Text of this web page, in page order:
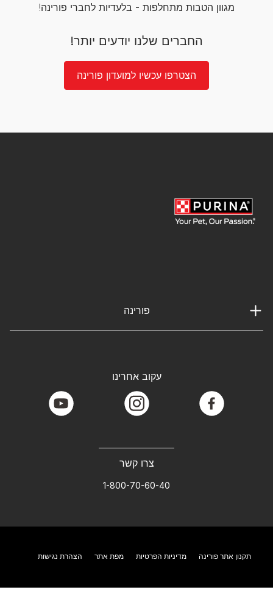
מגוון הטבות מתחלפות - בלעדיות לחברי פורינה!
החברים שלנו יודעים יותר!
הצטרפו עכשיו למועדון פורינה
פורינה
צרו קשר
1-800-70-60-40
עקוב אחרינו
facebook
instagram
youtube
תקנון אתר פורינה מדיניות הפרטיות מפת אתר הצהרת נגישות